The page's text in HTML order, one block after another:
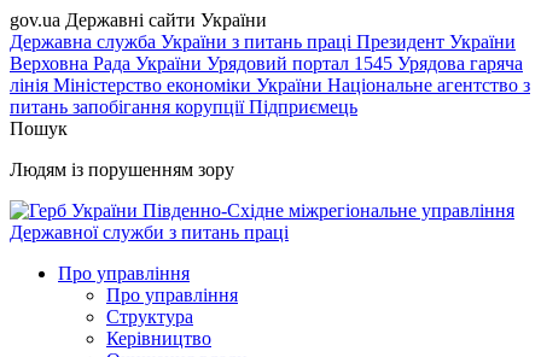
gov.ua Державні сайти України
Державна служба України з питань праці Президент України
Верховна Рада України Урядовий портал 1545 Урядова гаряча
лінія Міністерство економіки України Національне агентство з
питань запобігання корупціїПідприємець
Пошук
Людям із порушенням зору
Південно-Східне міжрегіональне управління
Державної служби з питань праці
Про управління
Про управління
Структура
Керівництво